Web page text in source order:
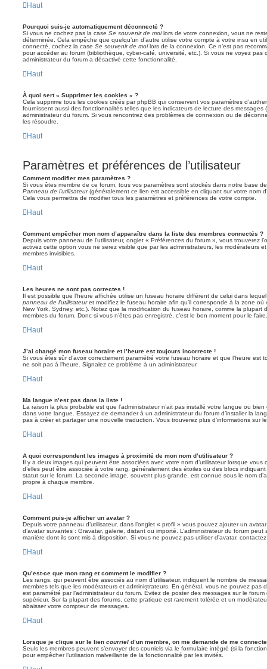
Haut
Pourquoi suis-je automatiquement déconnecté ?
Si vous ne cochez pas la case Se souvenir de moilors de votre connexion, vous ne
déterminée. Cela empêche que quelqu’un d’autre utilise votre compte à votre insu en
connecté, cochez la case Se souvenir de moilors de la connexion. Ce n’est pas
pour accéder au forum (bibliothèque, cyber-café, université, etc.). Si vous ne voyez pas
administrateur du forum a désactivé cette fonctionnalité.
Haut
À quoi sert « Supprimer les cookies » ?
Cela supprime tous les cookies créés par phpBB qui conservent vos paramètres
fournissent aussi des fonctionnalités telles que les indicateurs de lecture des
administrateur du forum. Si vous rencontrez des problèmes de connexion ou de
les résoudre.
Haut
Paramètres et préférences de l’utilisateur
Comment modifier mes paramètres ?
Si vous êtes membre de ce forum, tous vos paramètres sont stockés dans notre base
Panneau de l’utilisateur(généralement ce lien est accessible en cliquant sur votre nom
Cela vous permettra de modifier tous les paramètres et préférences de votre compte.
Haut
Comment empêcher mon nom d’apparaître dans la liste des membres connectés ?
Depuis votre panneau de l’utilisateur, onglet « Préférences du forum », vous trouverez
activez cette option vous ne serez visible que par les administrateurs, les modérateurs
membres invisibles.
Haut
Les heures ne sont pas correctes !
Il est possible que l’heure affichée utilise un fuseau horaire différent de celui dans
panneau de l’utilisateuret modifiez le fuseau horaire afin qu’il corresponde à la zone
New York, Sydney, etc.). Notez que la modification du fuseau horaire, comme la plupart
membres du forum. Donc si vous n’êtes pas enregistré, c’est le bon moment pour le faire.
Haut
J’ai changé mon fuseau horaire et l’heure est toujours incorrecte !
Si vous êtes sûr d’avoir correctement paramétré votre fuseau horaire et que l’heure est
ne soit pas à l’heure. Signalez ce problème à un administrateur.
Haut
Ma langue n’est pas dans la liste !
La raison la plus probable est que l’administrateur n’ait pas installé votre langue ou
dans votre langue. Essayez de demander à un administrateur du forum d’installer la
pas à créer et partager une nouvelle traduction. Vous trouverez plus d’informations sur
Haut
A quoi correspondent les images à proximité de mon nom d’utilisateur ?
Il y a deux images qui peuvent être associées avec votre nom d’utilisateur lorsque vous
d’elles peut être associée à votre rang, généralement des étoiles ou des blocs
statut sur le forum. La seconde image, souvent plus grande, est connue sous le nom
propre à chaque membre.
Haut
Comment puis-je afficher un avatar ?
Depuis votre panneau d’utilisateur, dans l’onglet « profil » vous pouvez ajouter un
d’avatar suivantes : Gravatar, galerie, distant ou importé. L’administrateur du forum
manière dont ils sont mis à disposition. Si vous ne pouvez pas utiliser d’avatar,
Haut
Qu’est-ce que mon rang et comment le modifier ?
Les rangs, qui peuvent être associés au nom d’utilisateur, indiquent le nombre de
membres tels que les modérateurs et administrateurs. En général, vous ne pouvez pas
est paramétré par l’administrateur du forum. Évitez de poster des messages sur le
supérieur. Sur la plupart des forums, cette pratique est rarement tolérée et un
abaisser votre compteur de messages.
Haut
Lorsque je clique sur le lien courriel d’un membre, on me demande de me
Seuls les membres peuvent s’envoyer des courriels via le formulaire intégré (si la
pour empêcher l’utilisation malveillante de la fonctionnalité par les invités.